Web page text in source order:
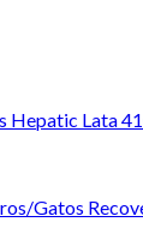
Hepatic Lata